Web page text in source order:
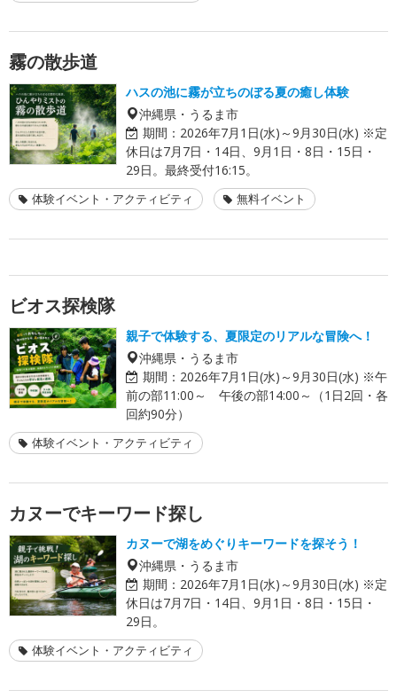
霧の散歩道
ハスの池に霧が立ちのぼる夏の癒し体験
沖縄県・うるま市
期間： 2026年7月1日(水)～9月30日(水) ※定
休日は7月7日・14日、9月1日・8日・15日・
29日。最終受付16:15。
体験イベント・アクティビティ 無料イベント
ビオス探検隊
親子で体験する、夏限定のリアルな冒険へ！
沖縄県・うるま市
期間： 2026年7月1日(水)～9月30日(水) ※午
前の部11:00～ 午後の部14:00～（1日2回・各
回約90分）
体験イベント・アクティビティ
カヌーでキーワード探し
カヌーで湖をめぐりキーワードを探そう！
沖縄県・うるま市
期間： 2026年7月1日(水)～9月30日(水) ※定
休日は7月7日・14日、9月1日・8日・15日・
29日。
体験イベント・アクティビティ